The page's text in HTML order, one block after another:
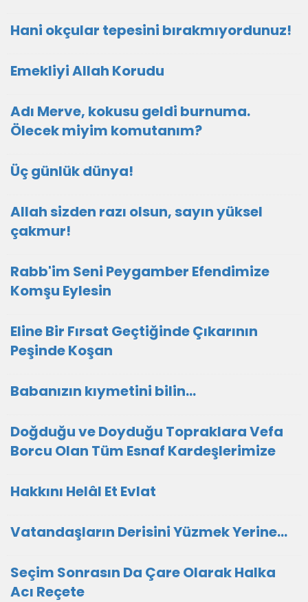
Hani okçular tepesini bırakmıyordunuz!
Emekliyi Allah Korudu
Adı Merve, kokusu geldi burnuma.
Ölecek miyim komutanım?
Üç günlük dünya!
Allah sizden razı olsun, sayın yüksel
çakmur!
Rabb'im Seni Peygamber Efendimize
Komşu Eylesin
Eline Bir Fırsat Geçtiğinde Çıkarının
Peşinde Koşan
Babanızın kıymetini bilin...
Doğduğu ve Doyduğu Topraklara Vefa
Borcu Olan Tüm Esnaf Kardeşlerimize
Hakkını Helâl Et Evlat
Vatandaşların Derisini Yüzmek Yerine…
Seçim Sonrasın Da Çare Olarak Halka
Acı Reçete